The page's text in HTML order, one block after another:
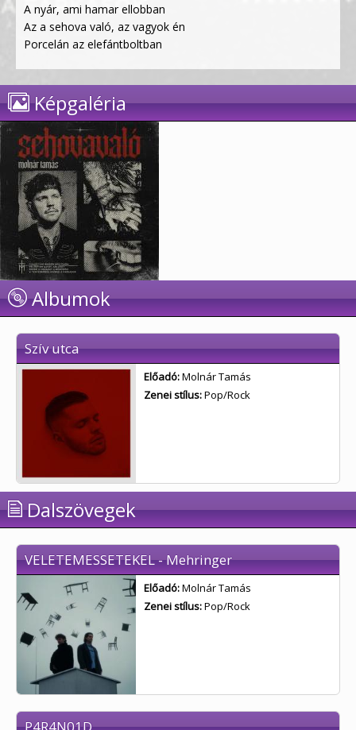
A nyár, ami hamar ellobban
Az a sehova való, az vagyok én
Porcelán az elefántboltban
Képgaléria
Albumok
Szív utca
Előadó:Molnár Tamás
Zenei stílus:Pop/Rock
Dalszövegek
VELETEMESSETEKEL - Mehringer
Előadó:Molnár Tamás
Zenei stílus:Pop/Rock